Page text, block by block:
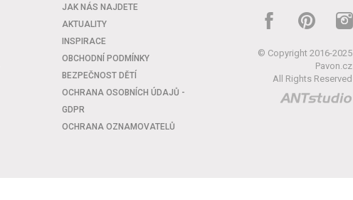
JAK NÁS NAJDETE
AKTUALITY
INSPIRACE
OBCHODNÍ PODMÍNKY
BEZPEČNOST DĚTÍ
OCHRANA OSOBNÍCH ÚDAJŮ -
GDPR
OCHRANA OZNAMOVATELŮ
© Copyright 2016-2025
Pavon.cz
All Rights Reserved